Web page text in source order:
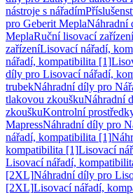
nástroje s nářadím
pro Geberit MeplaNáhradní
MeplaRuční lisovací zařízení
zařízeníLisovací nářadí,
nářadí, kompatibilita [1]
díly pro Lisovací nářadí,
trubekNáhradní díly pro
tlakovou zkouškuNáhradní
zkouškuKontrolní
MapressNáhradní díly pro
nářadí, kompatibilita [1]
kompatibilita [1]Lisovací
Lisovací nářadí,
[2XL]Náhradní díly pro
[2XL]Lisovací nářadí,